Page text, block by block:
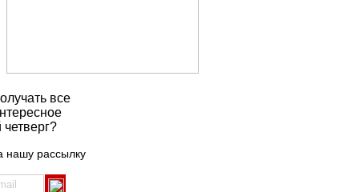
все
нашу рассылку